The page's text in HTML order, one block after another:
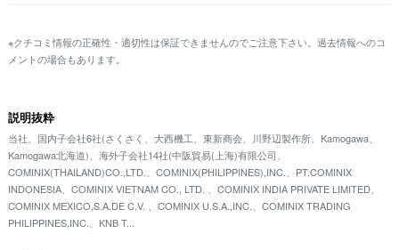
※クチコミ情報の正確性・適切性は保証できませんのでご注意下さい。過去情報へのコ
メントの場合もあります。
説明抜粋
当社、国内子会社6社(さくさく、大西機工、東新商会、川野辺製作所、Kamogawa、
Kamogawa北海道)、海外子会社14社(中阪貿易(上海)有限公司、
COMINIX(THAILAND)CO.,LTD.、COMINIX(PHILIPPINES),INC.、PT.COMINIX
INDONESIA、COMINIX VIETNAM CO., LTD. 、COMINIX INDIA PRIVATE LIMITED、
COMINIX MEXICO,S.A.DE C.V. 、COMINIX U.S.A.,INC.、COMINIX TRADING
PHILIPPINES,INC.、KNB T...